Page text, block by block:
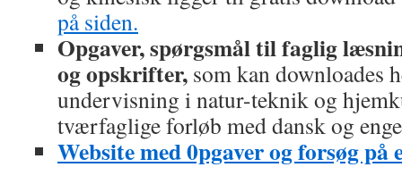
på siden.
Opgaver, spørgsmål til faglig
og opskrifter, som kan downloades
undervisning i natur-teknik og
tværfaglige forløb med dansk og
Website med 0pgaver og forsøg på